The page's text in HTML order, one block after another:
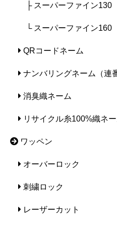
├ スーパーファイン130
└ スーパーファイン160
QRコードネーム
ナンバリングネーム（連
消臭織ネーム
リサイクル糸100%織ネ
ワッペン
オーバーロック
刺繍ロック
レーザーカット